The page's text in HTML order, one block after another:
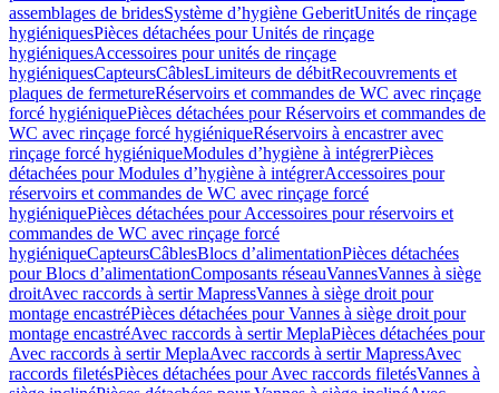
assemblages de bridesSystème d’hygiène GeberitUnités de rinçage
hygiéniquesPièces détachées pour Unités de rinçage
hygiéniquesAccessoires pour unités de rinçage
hygiéniquesCapteursCâblesLimiteurs de débitRecouvrements et
plaques de fermetureRéservoirs et commandes de WC avec rinçage
forcé hygiéniquePièces détachées pour Réservoirs et commandes de
WC avec rinçage forcé hygiéniqueRéservoirs à encastrer avec
rinçage forcé hygiéniqueModules d’hygiène à intégrerPièces
détachées pour Modules d’hygiène à intégrerAccessoires pour
réservoirs et commandes de WC avec rinçage forcé
hygiéniquePièces détachées pour Accessoires pour réservoirs et
commandes de WC avec rinçage forcé
hygiéniqueCapteursCâblesBlocs d’alimentationPièces détachées
pour Blocs d’alimentationComposants réseauVannesVannes à siège
droitAvec raccords à sertir MapressVannes à siège droit pour
montage encastréPièces détachées pour Vannes à siège droit pour
montage encastréAvec raccords à sertir MeplaPièces détachées pour
Avec raccords à sertir MeplaAvec raccords à sertir MapressAvec
raccords filetésPièces détachées pour Avec raccords filetésVannes à